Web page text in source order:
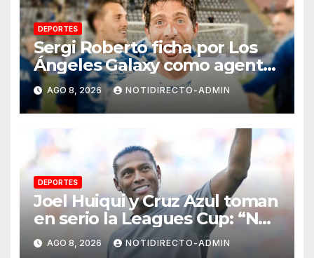
DEPORTES
Sergi Roberto ficha por Los
Ángeles Galaxy como agente
libre hasta 2028
AGO 8, 2026 NOTIDIRECTO-ADMIN
DEPORTES
Joel Huiqui y Cruz Azul toman
en serio la Leagues Cup: “Nos
hemos propuesto metas muy
claras”
AGO 8, 2026 NOTIDIRECTO-ADMIN